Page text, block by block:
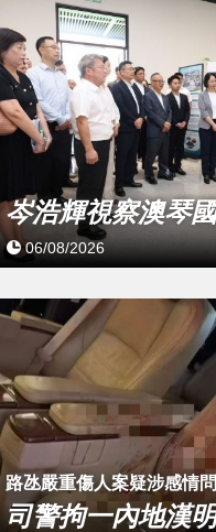
岑浩輝視察澳琴
06/08/2026
路氹嚴重傷人案疑涉感情
司警拘一內地漢